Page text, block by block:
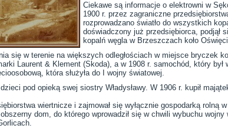
Ciekawe są informacje o elektrowni w
1900 r. przez zagraniczne
rozprowadzano światło do wszystkich
doświadczony już przedsiębiorca, podjął
kopalń węgla w Brzeszczach koło
się w terenie na większych odległościach w miejsce bryczek
Laurent & Klement (Skoda), a w 1908 r. samochód, który był
która służyła do I wojny światowej.
pod opieką swej siostry Władysławy. W 1906 r. kupił
wiertnicze i zajmował się wyłącznie gospodarką rolną
dom, do którego wprowadził się w chwili wybuchu wojny